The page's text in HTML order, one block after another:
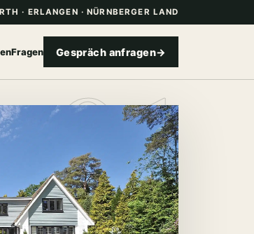
· ERLANGEN · NÜRNBERGER LAND
Fragen Gespräch anfragen→
01